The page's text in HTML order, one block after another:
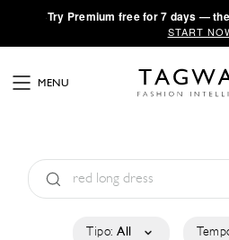
·Try Premium free for 7 days —
START
MENU
Tipo: All